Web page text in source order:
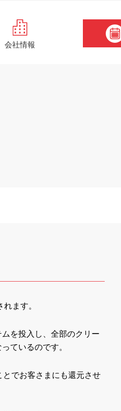
会社情報
ます。
を投入し、全部のクリー
ているのです。
でお客さまにも還元させ